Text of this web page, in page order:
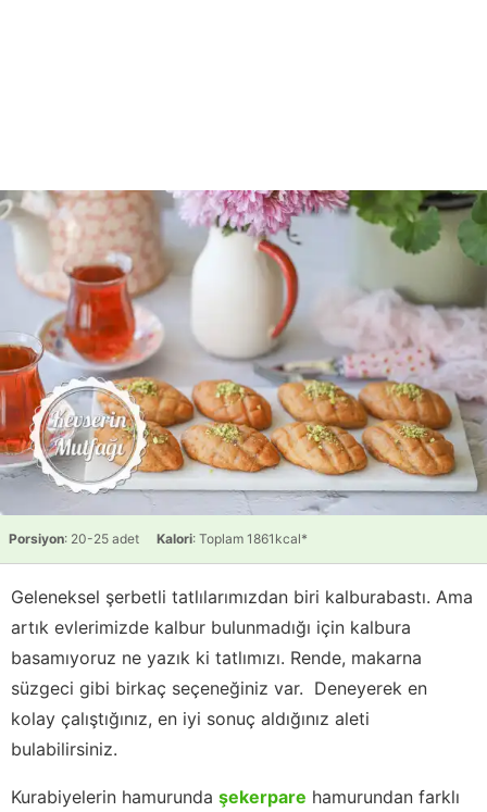
Porsiyon: 20-25 adet Kalori: Toplam 1861kcal*
Geleneksel şerbetli tatlılarımızdan biri kalburabastı. Ama
artık evlerimizde kalbur bulunmadığı için kalbura
basamıyoruz ne yazık ki tatlımızı. Rende, makarna
süzgeci gibi birkaç seçeneğiniz var. Deneyerek en
kolay çalıştığınız, en iyi sonuç aldığınız aleti
bulabilirsiniz.
Kurabiyelerin hamurunda şekerpare hamurundan farklı